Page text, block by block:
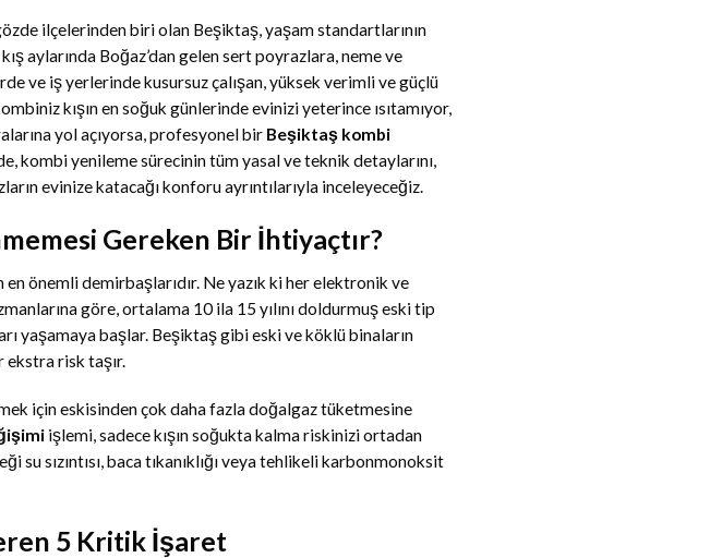
ilçelerinden biri olan Beşiktaş, yaşam standartlarının
aylarında Boğaz’dan gelen sert poyrazlara, neme ve
ve iş yerlerinde kusursuz çalışan, yüksek verimli ve güçlü
kışın en soğuk günlerinde evinizi yeterince ısıtamıyor,
yol açıyorsa, profesyonel bir Beşiktaş kombi
kombi yenileme sürecinin tüm yasal ve teknik detaylarını,
evinize katacağı konforu ayrıntılarıyla inceleyeceğiz.
Gereken Bir İhtiyaçtır?
önemli demirbaşlarıdır. Ne yazık ki her elektronik ve
göre, ortalama 10 ila 15 yılını doldurmuş eski tip
yaşamaya başlar. Beşiktaş gibi eski ve köklü binaların
ekstra risk taşır.
için eskisinden çok daha fazla doğalgaz tüketmesine
işlemi, sadece kışın soğukta kalma riskinizi ortadan
su sızıntısı, baca tıkanıklığı veya tehlikeli karbonmonoksit
5 Kritik İşaret